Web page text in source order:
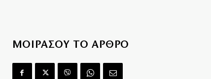
ΜΟΙΡΑΣΟΥ ΤΟ ΑΡΘΡΟ